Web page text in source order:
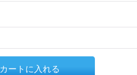
カートに入れる